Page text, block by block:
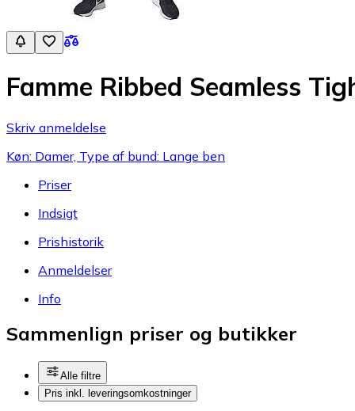
Famme Ribbed Seamless
Skriv anmeldelse
Køn: Damer, Type af bund: Lange ben
Priser
Indsigt
Prishistorik
Anmeldelser
Info
Sammenlign priser og butikker
Alle filtre
Pris inkl. leveringsomkostninger